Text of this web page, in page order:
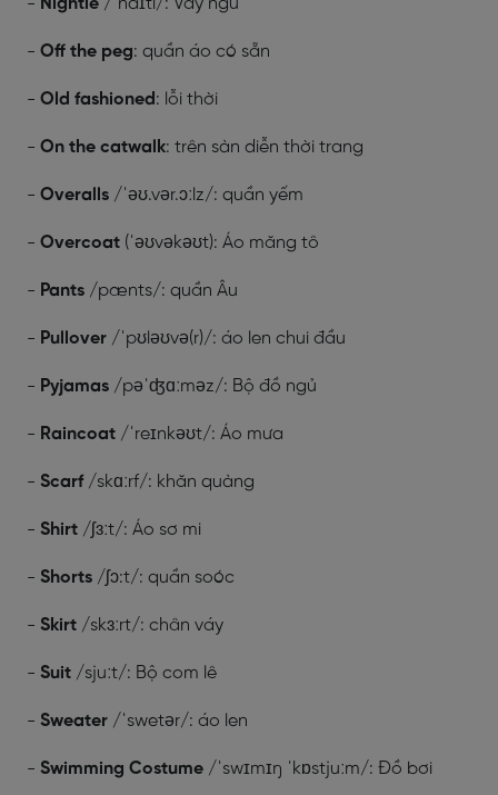
- Nightie /ˈnaɪti/: Váy ngủ
- Off the peg: quần áo có sẵn
- Old fashioned: lỗi thời
- On the catwalk: trên sàn diễn thời trang
- Overalls /ˈəʊ.vər.ɔːlz/: quần yếm
- Overcoat (ˈəʊvəkəʊt): Áo măng tô
- Pants /pænts/: quần Âu
- Pullover /ˈpʊləʊvə(r)/: áo len chui đầu
- Pyjamas /pəˈʤɑːməz/: Bộ đồ ngủ
- Raincoat /ˈreɪnkəʊt/: Áo mưa
- Scarf/skɑːrf/: khăn quàng
- Shirt /ʃɜːt/: Áo sơ mi
- Shorts /ʃɔ:t/: quần soóc
- Skirt /skɜːrt/: chân váy
- Suit /sjuːt/: Bộ com lê
- Sweater /ˈswetər/: áo len
- Swimming Costume /ˈswɪmɪŋ ˈkɒstjuːm/: Đồ bơi